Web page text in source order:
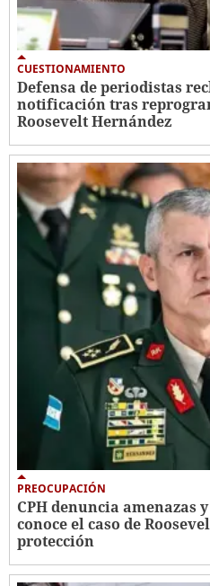
CUESTIONAMIENTO
Defensa de periodistas
notificación tras
Roosevelt Hernández
PREOCUPACIÓN
CPH denuncia amenazas
conoce el caso de
protección